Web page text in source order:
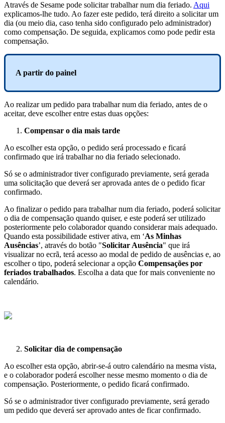
Através de Sesame pode solicitar trabalhar num dia feriado. Aqui
explicamos-lhe tudo. Ao fazer este pedido, terá direito a solicitar um
dia (ou meio dia, caso tenha sido configurado pelo administrador)
como compensação. De seguida, explicamos como pode pedir esta
compensação.
A partir do painel
Ao realizar um pedido para trabalhar num dia feriado, antes de o
aceitar, deve escolher entre estas duas opções:
Compensar o dia mais tarde
Ao escolher esta opção, o pedido será processado e ficará
confirmado que irá trabalhar no dia feriado selecionado.
Só se o administrador tiver configurado previamente, será gerada
uma solicitação que deverá ser aprovada antes de o pedido ficar
confirmado.
Ao finalizar o pedido para trabalhar num dia feriado, poderá solicitar
o dia de compensação quando quiser, e este poderá ser utilizado
posteriormente pelo colaborador quando considerar mais adequado.
Quando esta possibilidade estiver ativa, em ‘As Minhas
Ausências’, através do botão "Solicitar Ausência" que irá
visualizar no ecrã, terá acesso ao modal de pedido de ausências e, ao
escolher o tipo, poderá selecionar a opção Compensações por
feriados trabalhados. Escolha a data que for mais conveniente no
calendário.
Solicitar dia de compensação
Ao escolher esta opção, abrir-se-á outro calendário na mesma vista,
e o colaborador poderá escolher nesse mesmo momento o dia de
compensação. Posteriormente, o pedido ficará confirmado.
Só se o administrador tiver configurado previamente, será gerado
um pedido que deverá ser aprovado antes de ficar confirmado.